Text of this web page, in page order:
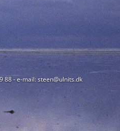
88 - e-mail: steen@ulnits.dk